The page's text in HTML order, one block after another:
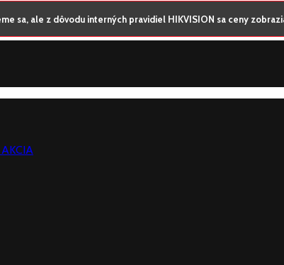
sa, ale z dôvodu interných pravidiel HIKVISION sa ceny